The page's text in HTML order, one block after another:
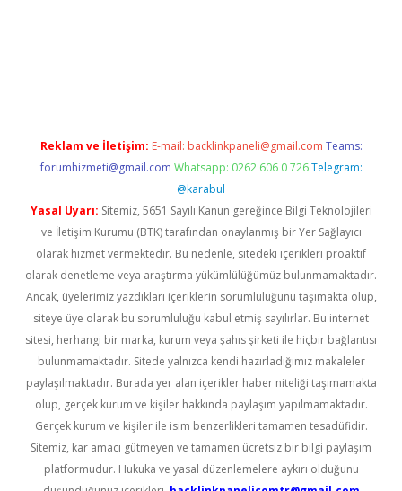
Reklam ve İletişim: E-mail: backlinkpaneli@gmail.com Teams:
forumhizmeti@gmail.com Whatsapp: 0262 606 0 726 Telegram:
@karabul
Yasal Uyarı: Sitemiz, 5651 Sayılı Kanun gereğince Bilgi Teknolojileri
ve İletişim Kurumu (BTK) tarafından onaylanmış bir Yer Sağlayıcı
olarak hizmet vermektedir. Bu nedenle, sitedeki içerikleri proaktif
olarak denetleme veya araştırma yükümlülüğümüz bulunmamaktadır.
Ancak, üyelerimiz yazdıkları içeriklerin sorumluluğunu taşımakta olup,
siteye üye olarak bu sorumluluğu kabul etmiş sayılırlar. Bu internet
sitesi, herhangi bir marka, kurum veya şahıs şirketi ile hiçbir bağlantısı
bulunmamaktadır. Sitede yalnızca kendi hazırladığımız makaleler
paylaşılmaktadır. Burada yer alan içerikler haber niteliği taşımamakta
olup, gerçek kurum ve kişiler hakkında paylaşım yapılmamaktadır.
Gerçek kurum ve kişiler ile isim benzerlikleri tamamen tesadüfidir.
Sitemiz, kar amacı gütmeyen ve tamamen ücretsiz bir bilgi paylaşım
platformudur. Hukuka ve yasal düzenlemelere aykırı olduğunu